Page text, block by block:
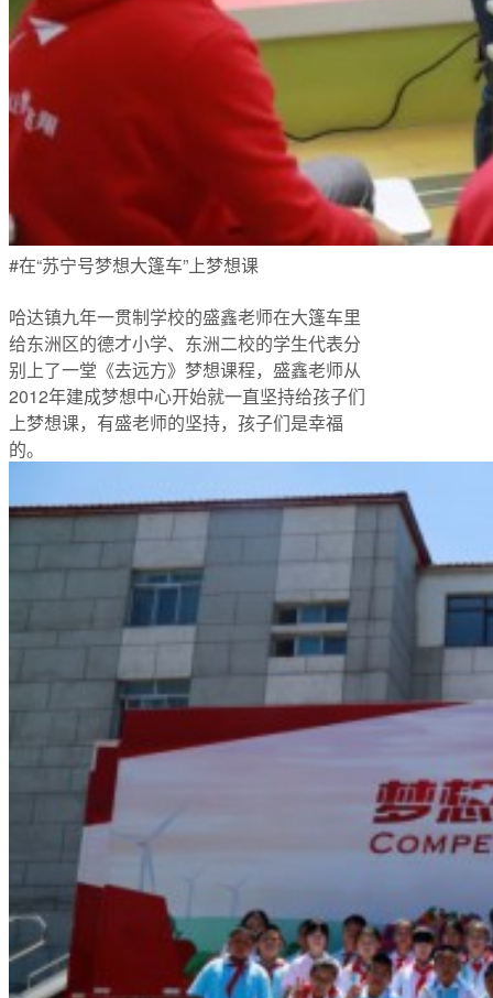
#在“苏宁号梦想大篷车”上梦想课
哈达镇九年一贯制学校的盛鑫老师在大篷车里
给东洲区的德才小学、东洲二校的学生代表分
别上了一堂《去远方》梦想课程，盛鑫老师从
2012年建成梦想中心开始就一直坚持给孩子们
上梦想课，有盛老师的坚持，孩子们是幸福
的。